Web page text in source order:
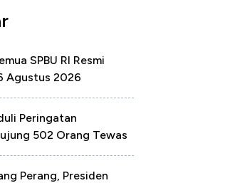
SPBU RI Resmi
Agustus 2026
Peringatan
502 Orang Tewas
Perang, Presiden